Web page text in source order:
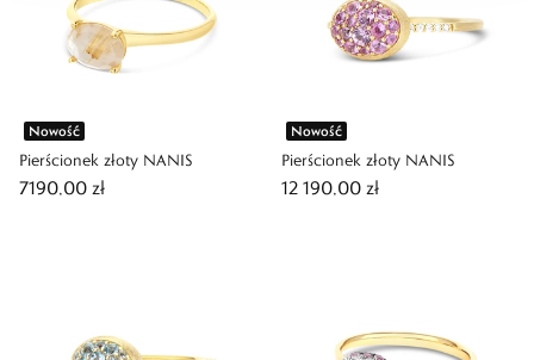
Nowość
Pierścionek złoty NANIS
7190,00 zł
Nowość
Pierścionek złoty NANIS
12 190,00 zł